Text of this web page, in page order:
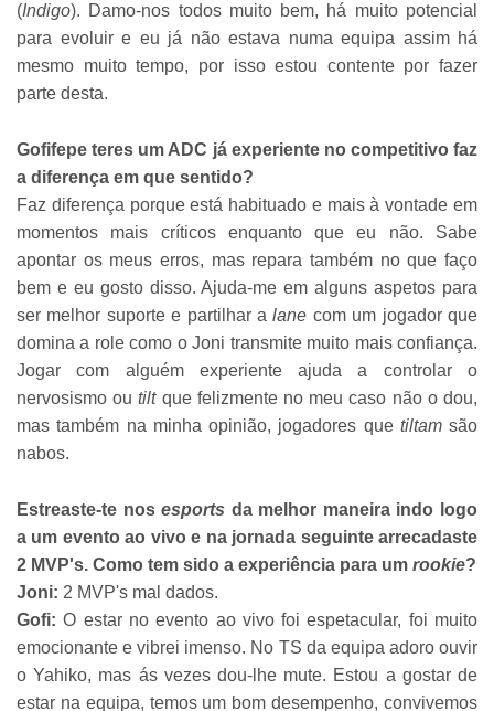
(Indigo). Damo-nos todos muito bem, há muito potencial
para evoluir e eu já não estava numa equipa assim há
mesmo muito tempo, por isso estou contente por fazer
parte desta.
Gofifepe teres um ADC já experiente no competitivo faz
a diferença em que sentido?
Faz diferença porque está habituado e mais à vontade em
momentos mais críticos enquanto que eu não. Sabe
apontar os meus erros, mas repara também no que faço
bem e eu gosto disso. Ajuda-me em alguns aspetos para
ser melhor suporte e partilhar alane com um jogador que
domina a role como o Joni transmite muito mais confiança.
Jogar com alguém experiente ajuda a controlar o
nervosismo outiltque felizmente no meu caso não o dou,
mas também na minha opinião, jogadores que tiltamsão
nabos.
Estreaste-te nosesports da melhor maneira indo logo
a um evento ao vivo e na jornada seguinte arrecadaste
2 MVP's. Como tem sido a experiência para um rookie?
Joni: 2 MVP's mal dados.
Gofi:O estar no evento ao vivo foi espetacular, foi muito
emocionante e vibrei imenso. No TS da equipa adoro ouvir
o Yahiko, mas ás vezes dou-lhe mute. Estou a gostar de
estar na equipa, temos um bom desempenho, convivemos